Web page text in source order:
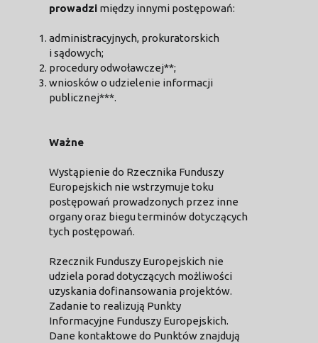
prowadzi między innymi postępowań:
administracyjnych, prokuratorskich
i sądowych;
procedury odwoławczej**;
wniosków o udzielenie informacji
publicznej***.
Ważne
Wystąpienie do Rzecznika Funduszy
Europejskich nie wstrzymuje toku
postępowań prowadzonych przez inne
organy oraz biegu terminów dotyczących
tych postępowań.
Rzecznik Funduszy Europejskich nie
udziela porad dotyczących możliwości
uzyskania dofinansowania projektów.
Zadanie to realizują Punkty
Informacyjne Funduszy Europejskich.
Dane kontaktowe do Punktów znajdują